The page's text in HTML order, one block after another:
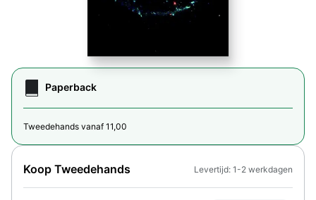
Paperback
Tweedehands vanaf 11,00
Koop Tweedehands Levertijd: 1-2 werkdagen